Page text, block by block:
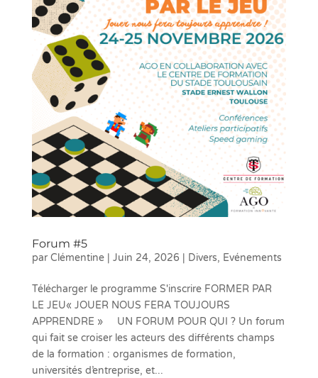
Forum #5
par Clémentine| Juin 24, 2026 Divers, Evénements
Télécharger le programme S'inscrire FORMER PAR
LE JEU« JOUER NOUS FERA TOUJOURS
APPRENDRE » UN FORUM POUR QUI ? Un forum
qui fait se croiser les acteurs des différents champs
de la formation : organismes de formation,
universités d’entreprise, et...